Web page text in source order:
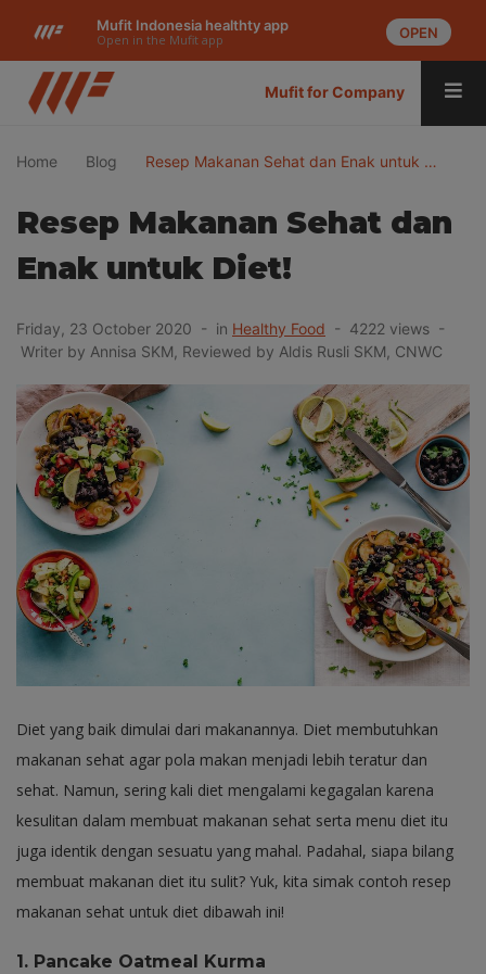
Mufit Indonesia healthty app
Open in the Mufit app OPEN
Mufit for Company
Home Blog Resep Makanan Sehat dan Enak untuk …
Resep Makanan Sehat dan
Enak untuk Diet!
Friday, 23 October 2020 - in Healthy Food - 4222 views -
Writer by Annisa SKM, Reviewed by Aldis Rusli SKM, CNWC
Diet yang baik dimulai dari makanannya. Diet membutuhkan
makanan sehat agar pola makan menjadi lebih teratur dan
sehat. Namun, sering kali diet mengalami kegagalan karena
kesulitan dalam membuat makanan sehat serta menu diet itu
juga identik dengan sesuatu yang mahal. Padahal, siapa bilang
membuat makanan diet itu sulit? Yuk, kita simak contoh resep
makanan sehat untuk diet dibawah ini!
1. Pancake Oatmeal Kurma